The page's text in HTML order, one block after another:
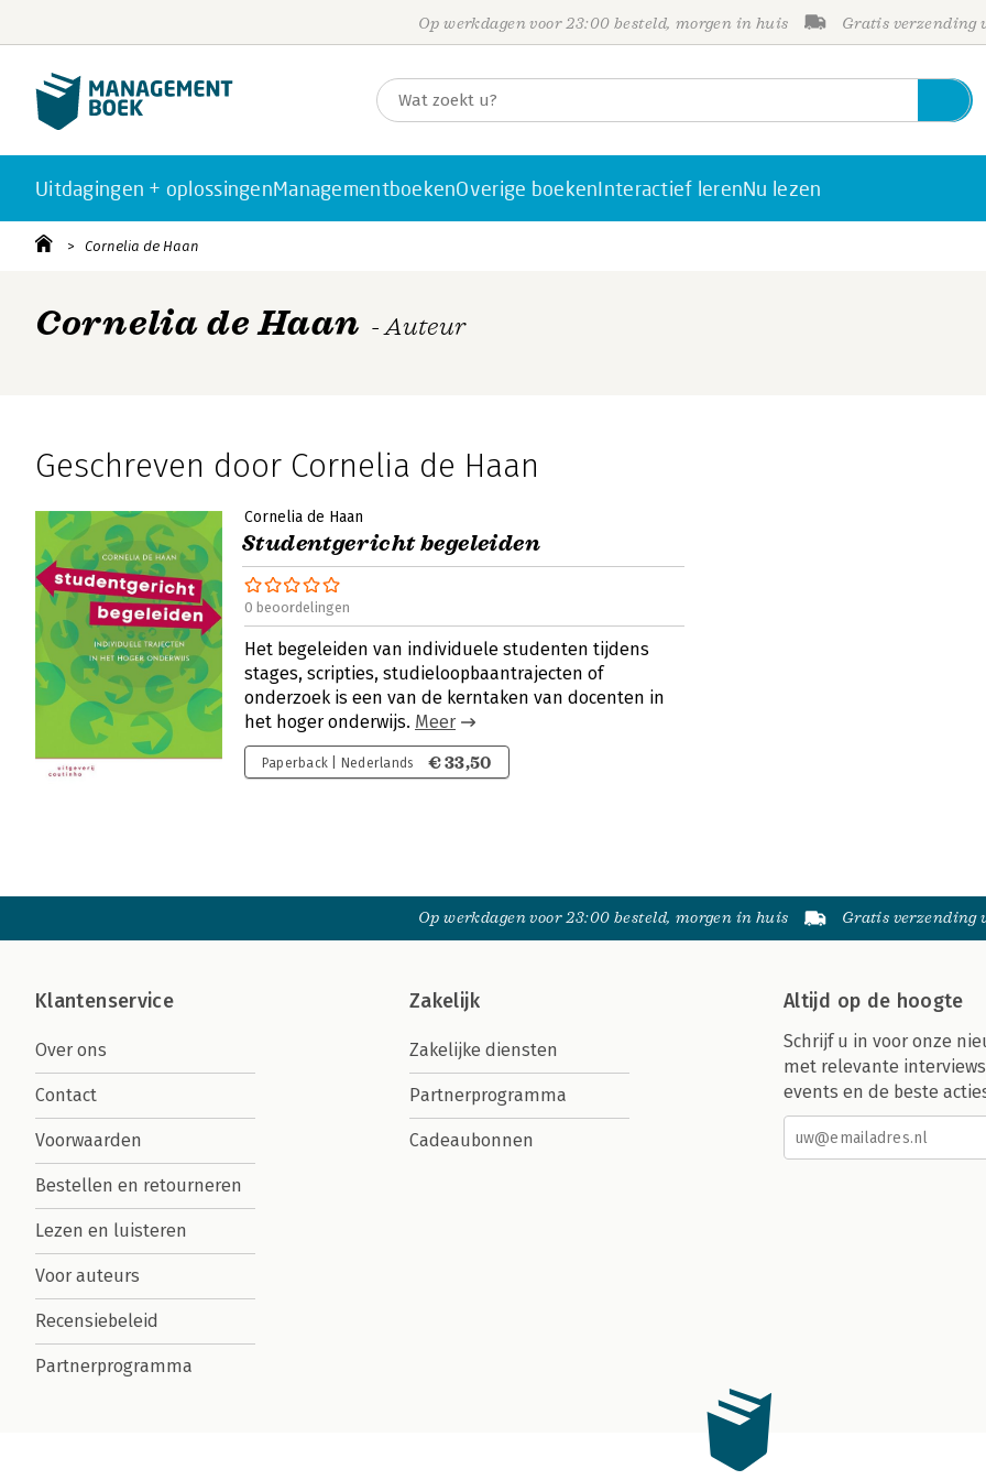
Op werkdagen voor 23:00 besteld, morgen in huis Gratis verzending
Uitdagingen + oplossingenManagementboekenOverige boekenInteractief lerenNu lezen
Cornelia de Haan
Cornelia de Haan - Auteur
Geschreven door Cornelia de Haan
Cornelia de Haan
Studentgericht begeleiden
0 beoordelingen
Het begeleiden van individuele studenten tijdens
stages, scripties, studieloopbaantrajecten of
onderzoek is een van de kerntaken van docenten in
het hoger onderwijs. Meer
Paperback | Nederlands € 33,50
Op werkdagen voor 23:00 besteld, morgen in huis Gratis verzending
Klantenservice
Over ons
Contact
Voorwaarden
Bestellen en retourneren
Lezen en luisteren
Voor auteurs
Recensiebeleid
Partnerprogramma
Zakelijk
Zakelijke diensten
Partnerprogramma
Cadeaubonnen
Altijd op de hoogte
Schrijf u in voor onze
met relevante
events en de beste